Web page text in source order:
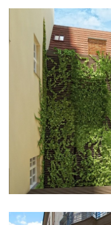
nádraží nymburk